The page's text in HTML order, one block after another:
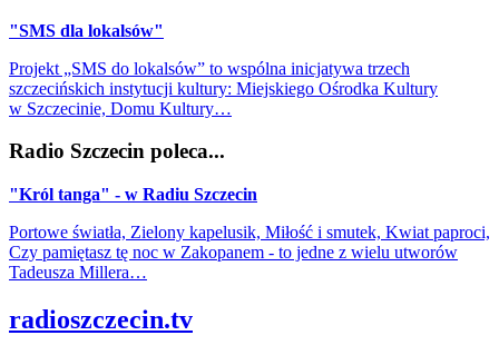
"SMS dla lokalsów"
Projekt „SMS do lokalsów” to wspólna inicjatywa trzech
szczecińskich instytucji kultury: Miejskiego Ośrodka Kultury
w Szczecinie, Domu Kultury…
Radio Szczecin poleca...
"Król tanga" - w Radiu Szczecin
Portowe światła, Zielony kapelusik, Miłość i smutek, Kwiat paproci,
Czy pamiętasz tę noc w Zakopanem - to jedne z wielu utworów
Tadeusza Millera…
radioszczecin.tv